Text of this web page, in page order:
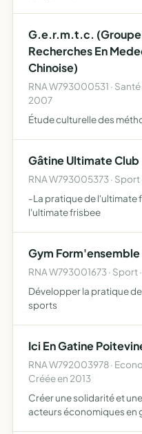
G.e.r.m.t.c.
Recherches En
Chinoise)
RNA W793000531 ·
2007
Étude culturelle des
Gâtine Ultimate Club
RNA W793005373 ·
-La pratique de l'ultimate
l'ultimate frisbee
Gym Form'ensemble
RNA W793001673 · Sport
Développer la pratique
sports
Ici En Gatine
RNA W792003978 ·
Créée en 2013
Créer une solidarité et
acteurs économiques en